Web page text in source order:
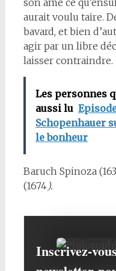
son âme ce
aurait voulu taire.
bavard, et bien
agir par un libre
laisser contraindre.
Les personnes
aussi lu
Schopenhauer
le bonheur
Baruch Spinoza
(1674).
Inscrivez-